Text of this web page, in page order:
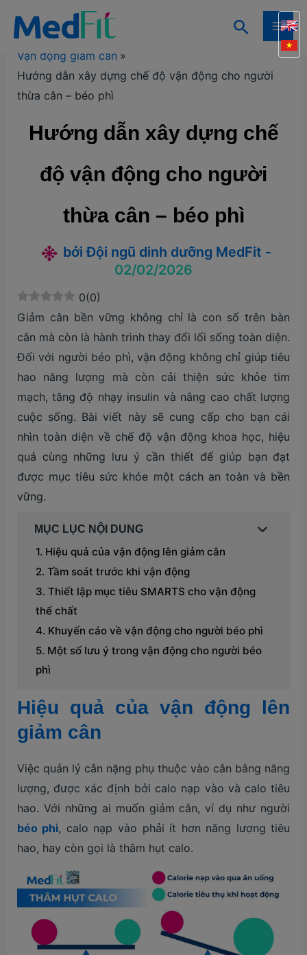
dung
Tìm
kiếm
Trang chủ Kiến thức
Kiến thức giảm cân
Vận động giảm cân
Hướng dẫn xây dựng chế độ vận động cho người
thừa cân – béo phì
Hướng dẫn xây dựng chế
độ vận động cho người
thừa cân – béo phì
bởi Đội ngũ dinh dưỡng MedFit -
02/02/2026
0(0)
Giảm cân bền vững không chỉ là con số trên bàn
cân mà còn là hành trình thay đổi lối sống toàn diện.
Đối với người béo phì, vận động không chỉ giúp tiêu
hao năng lượng mà còn cải thiện sức khỏe tim
mạch, tăng độ nhạy insulin và nâng cao chất lượng
cuộc sống. Bài viết này sẽ cung cấp cho bạn cái
nhìn toàn diện về chế độ vận động khoa học, hiệu
quả cùng những lưu ý cần thiết để giúp bạn đạt
được mục tiêu sức khỏe một cách an toàn và bền
vững.
MỤC LỤC NỘI DUNG
Hiệu quả của vận động lên giảm cân
Tầm soát trước khi vận động
Thiết lập mục tiêu SMARTS cho vận động
thể chất
Khuyến cáo về vận động cho người béo phì
Một số lưu ý trong vận động cho người béo
phì
Hiệu quả của vận động lên
giảm cân
Việc quản lý cân nặng phụ thuộc vào cân bằng năng
lượng, được xác định bởi calo nạp vào và calo tiêu
hao. Với những ai muốn giảm cân, ví dụ như người
béo phì, calo nạp vào phải ít hơn năng lượng tiêu
hao, hay còn gọi là thâm hụt calo.